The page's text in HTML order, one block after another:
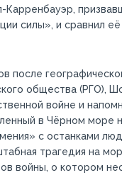
силы», и сравнил
после
общества (РГО),
войне и
в Чёрном море
с останками
трагедия на
войны, о котором